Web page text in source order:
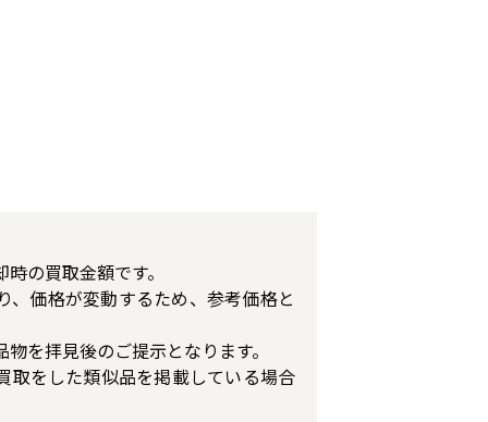
の買取金額です。
、価格が変動するため、参考価格と
を拝見後のご提示となります。
取をした類似品を掲載している場合